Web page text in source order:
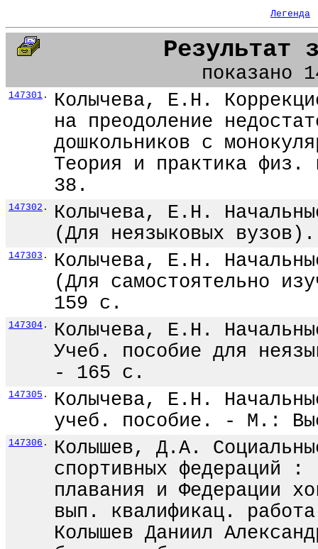
Легенда
Результат
показано
147301 .
Колычева, Е.Н.
на преодоление
дошкольников с
Теория и практика
38.
147302 .
Колычева, Е.Н.
(Для неязыковых
147303 .
Колычева, Е.Н.
(Для самостоятельно
159 с.
147304 .
Колычева, Е.Н.
Учеб. пособие для
- 165 с.
147305 .
Колычева, Е.Н.
учеб. пособие. - М.:
147306 .
Колышев, Д.А.
спортивных федераций
плавания и Федерации
вып. квалификац.
Колышев Даниил